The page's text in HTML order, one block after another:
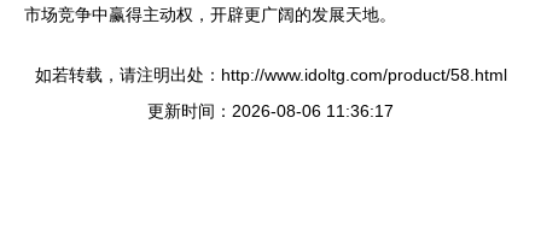
市场竞争中赢得主动权，开辟更广阔的发展天地。
如若转载，请注明出处：http://www.idoltg.com/product/58.html
更新时间：2026-08-06 11:36:17